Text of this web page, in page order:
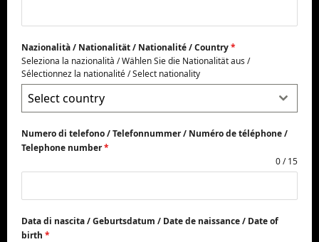
Nazionalità / Nationalität / Nationalité / Country*
Seleziona la nazionalità / Wählen Sie die Nationalität aus /
Sélectionnez la nationalité / Select nationality
Select country
Numero di telefono / Telefonnummer / Numéro de téléphone /
Telephone number*
0 / 15
Data di nascita / Geburtsdatum / Date de naissance / Date of
birth *